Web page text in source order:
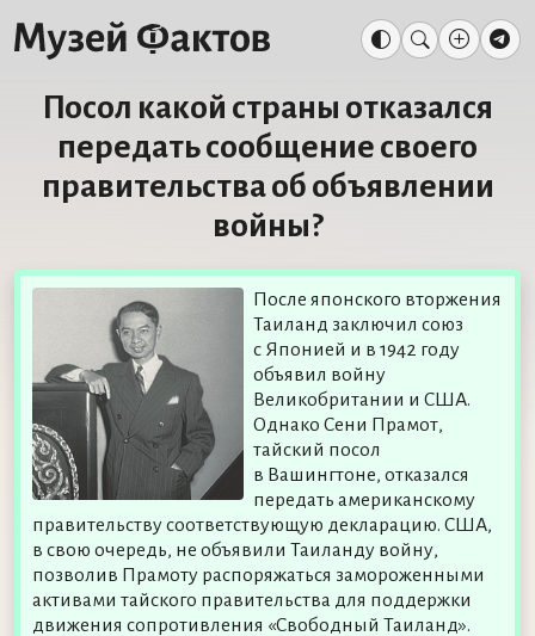
Посол какой страны отказался
передать сообщение своего
правительства об объявлении
войны?
После японского вторжения
Таиланд заключил союз
с Японией и в 1942 году
объявил войну
Великобритании и США.
Однако Сени Прамот,
тайский посол
в Вашингтоне, отказался
передать американскому
правительству соответствующую декларацию. США,
в свою очередь, не объявили Таиланду войну,
позволив Прамоту распоряжаться замороженными
активами тайского правительства для поддержки
движения сопротивления «Свободный Таиланд».